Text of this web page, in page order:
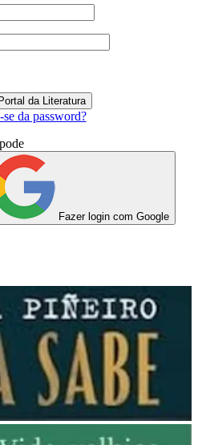
se da password?
Fazer login com Google